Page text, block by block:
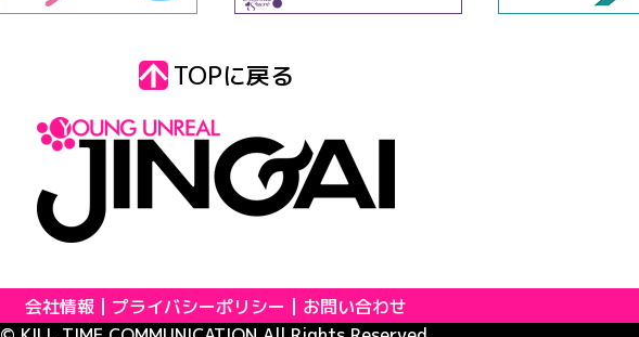
TOPに戻る
会社情報 プライバシーポリシー
お問い合わせ